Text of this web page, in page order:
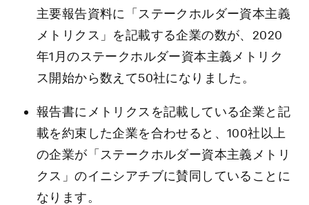
主要報告資料に「ステークホルダー資本主義
メトリクス」を記載する企業の数が、2020
年1月のステークホルダー資本主義メトリク
ス開始から数えて50社になりました。
報告書にメトリクスを記載している企業と記
載を約束した企業を合わせると、100社以上
の企業が「ステークホルダー資本主義メトリ
クス」のイニシアチブに賛同していることに
なります。